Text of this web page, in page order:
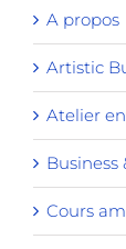
A propos
Artistic
Atelier
Business
Cours